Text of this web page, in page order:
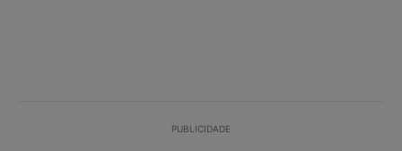
PUBLICIDADE